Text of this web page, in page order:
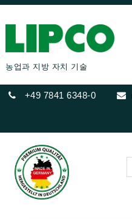
농업과 지방 자치 기술
+49 7841 6348-0